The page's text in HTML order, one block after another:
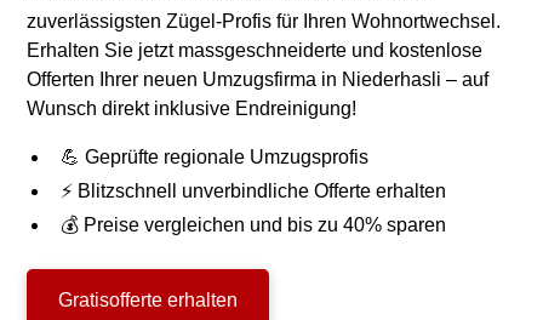
zuverlässigsten Zügel-Profis für Ihren Wohnortwechsel.
Erhalten Sie jetzt massgeschneiderte und kostenlose
Offerten Ihrer neuen Umzugsfirma in Niederhasli – auf
Wunsch direkt inklusive Endreinigung!
💪 Geprüfte regionale Umzugsprofis
⚡ Blitzschnell unverbindliche Offerte erhalten
💰 Preise vergleichen und bis zu 40% sparen
Gratisofferte erhalten